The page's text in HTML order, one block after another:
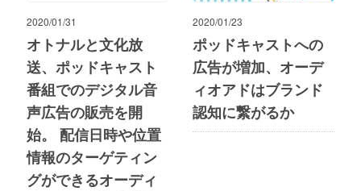
2020/01/31
オトナルと文化放
送、ポッドキャスト
番組でのデジタル音
声広告の販売を開
始。 配信日時や位置
情報のターゲティン
グができるオーディ
2020/01/23
ポッドキャストへの
広告が増加、オーデ
ィオアドはブランド
認知に繋がるか